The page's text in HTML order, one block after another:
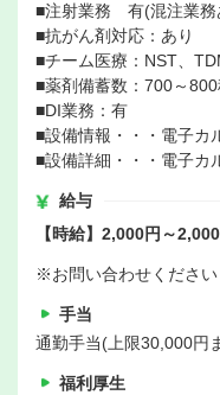
■注射業務 有(混注業務
■抗がん剤対応：あり
■チーム医療：NST、
■薬剤備蓄数：700～
■DI業務：有
■設備情報・・・電子カ
■設備詳細・・・電子カ
給与
【時給】2,000円～
※お問い合わせください
手当
通勤手当(上限30,000円
福利厚生